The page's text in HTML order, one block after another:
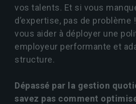
vos talents. Et si vous
d’expertise, pas de problème
vous aider à déployer une
employeur performante et
structure.
Dépassé par la gestion
savez pas comment